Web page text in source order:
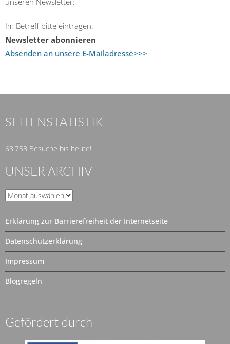
Im Betreff bitte eintragen:
Newsletter abonnieren
Absenden an unsere E-Mailadresse>>>
SEITENSTATISTIK
68.753 Besuche bis heute!
UNSER ARCHIV
Unser
Erklärung zur Barrierefreiheit der Internetseite
Datenschutzerklärung
Impressum
Blogregeln
Gefördert durch